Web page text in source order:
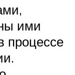
ими
процессе